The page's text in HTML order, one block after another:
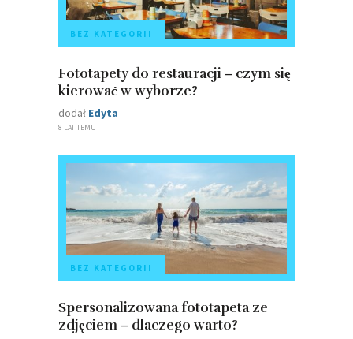
BEZ KATEGORII
Fototapety do restauracji – czym się
kierować w wyborze?
dodał Edyta
8 LAT TEMU
BEZ KATEGORII
Spersonalizowana fototapeta ze
zdjęciem – dlaczego warto?